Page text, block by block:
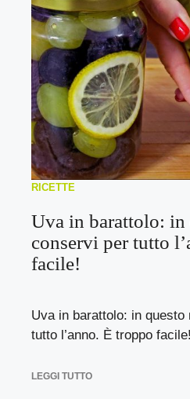
RICETTE
Uva in barattolo: in
conservi per tutto
facile!
Uva in barattolo: in
tutto l’anno. È troppo
LEGGI TUTTO